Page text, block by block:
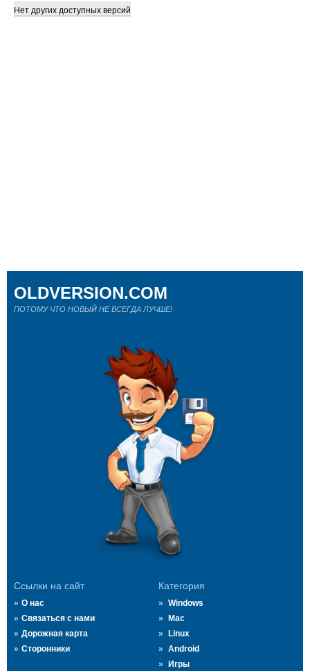
Нет других доступных версий
Ссылки на сайт
О нас
Связаться с нами
Дорожная карта
Сторонники
Категория
Windows
Mac
Linux
Android
Игры
OLDVERSION.COM
ПОТОМУ ЧТО НОВЫЙ НЕ ВСЕГДА ЛУЧШЕ!